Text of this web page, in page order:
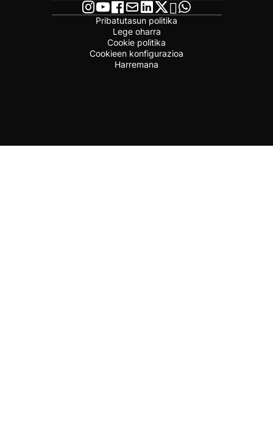
Pribatutasun politika
Lege oharra
Cookie politika
Cookieen konfigurazioa
Harremana